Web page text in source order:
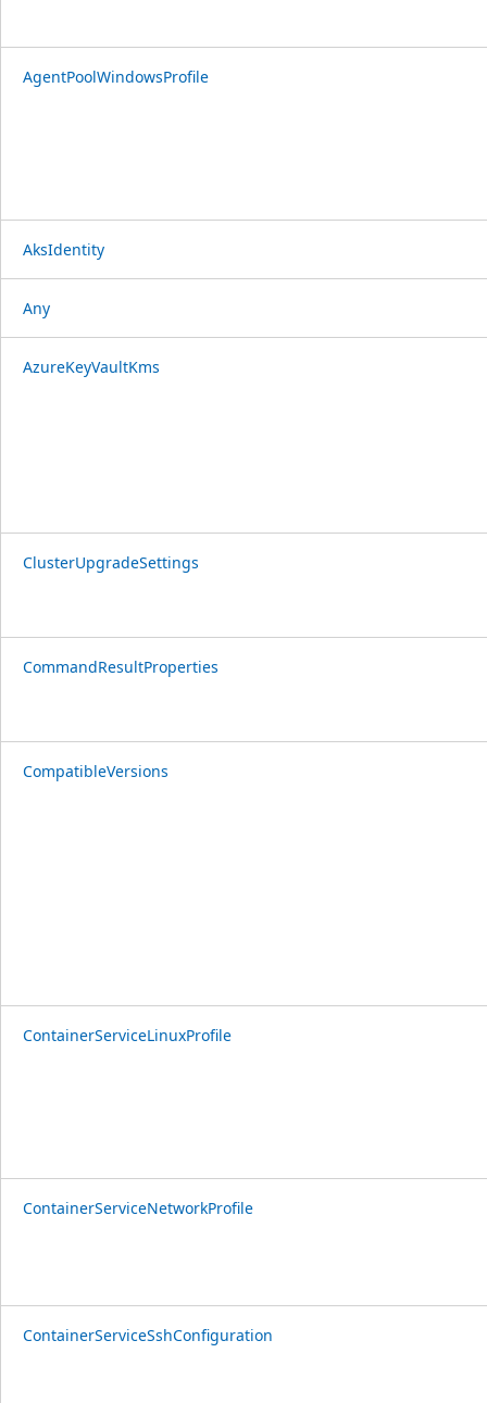
AgentPoolWindowsProfile
AksIdentity
Any
AzureKeyVaultKms
ClusterUpgradeSettings
CommandResultProperties
CompatibleVersions
ContainerServiceLinuxProfile
ContainerServiceNetworkProfile
ContainerServiceSshConfiguration